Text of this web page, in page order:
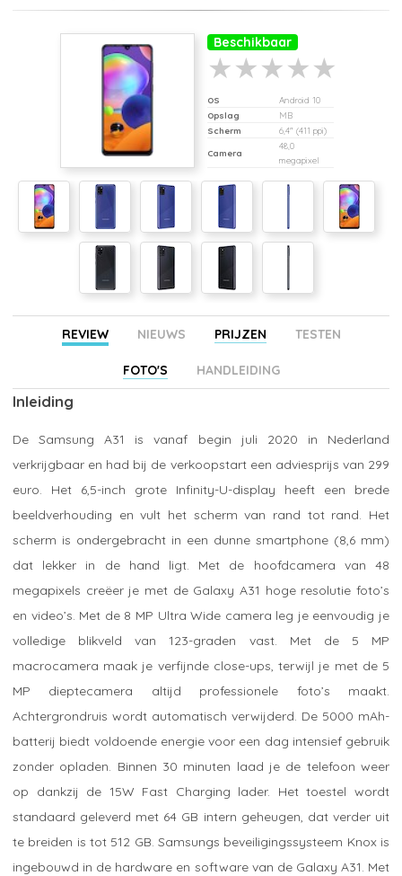
Beschikbaar
OS
Android 10
Opslag
MB
Scherm
6,4" (411 ppi)
Camera
48,0
megapixel
REVIEW NIEUWS PRIJZEN TESTEN
FOTO'S HANDLEIDING
Inleiding
De Samsung A31 is vanaf begin juli 2020 in Nederland
verkrijgbaar en had bij de verkoopstart een adviesprijs van 299
euro. Het 6,5-inch grote Infinity-U-display heeft een brede
beeldverhouding en vult het scherm van rand tot rand. Het
scherm is ondergebracht in een dunne smartphone (8,6 mm)
dat lekker in de hand ligt. Met de hoofdcamera van 48
megapixels creëer je met de Galaxy A31 hoge resolutie foto’s
en video’s. Met de 8 MP Ultra Wide camera leg je eenvoudig je
volledige blikveld van 123-graden vast. Met de 5 MP
macrocamera maak je verfijnde close-ups, terwijl je met de 5
MP dieptecamera altijd professionele foto’s maakt.
Achtergrondruis wordt automatisch verwijderd. De 5000 mAh-
batterij biedt voldoende energie voor een dag intensief gebruik
zonder opladen. Binnen 30 minuten laad je de telefoon weer
op dankzij de 15W Fast Charging lader. Het toestel wordt
standaard geleverd met 64 GB intern geheugen, dat verder uit
te breiden is tot 512 GB. Samsungs beveiligingssysteem Knox is
ingebouwd in de hardware en software van de Galaxy A31. Met